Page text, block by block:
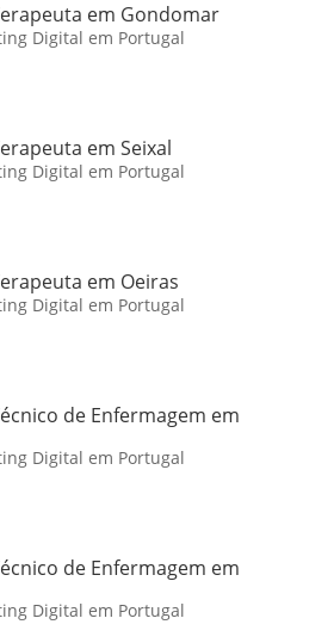
em Gondomar
Digital em Portugal
em Seixal
Digital em Portugal
em Oeiras
Digital em Portugal
de Enfermagem em
Digital em Portugal
de Enfermagem em
Digital em Portugal